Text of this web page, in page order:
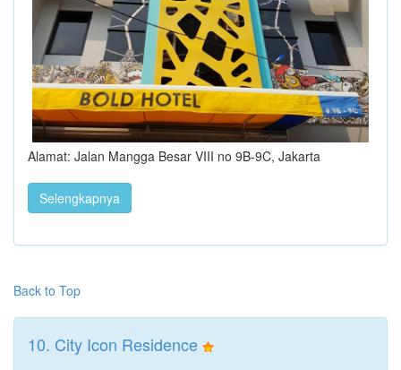
Alamat: Jalan Mangga Besar VIII no 9B-9C, Jakarta
Selengkapnya
Back to Top
10. City Icon Residence